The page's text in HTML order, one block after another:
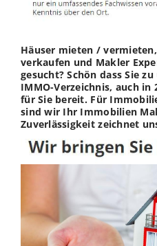
Häuser mieten /
verkaufen und Makler
gesucht? Schön dass Sie
IMMO-Verzeichnis, auch
für Sie bereit. Für
sind wir Ihr Immobilien
Zuverlässigkeit zeichnet